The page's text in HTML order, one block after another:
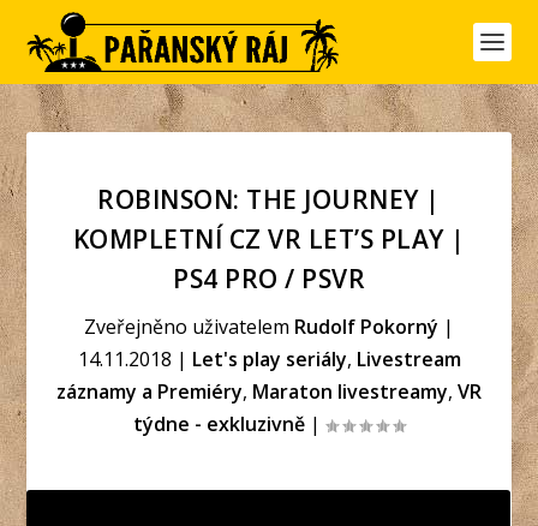
ROBINSON: THE JOURNEY |
KOMPLETNÍ CZ VR LET’S PLAY |
PS4 PRO / PSVR
Zveřejněno uživatelem Rudolf Pokorný |
14.11.2018 | Let's play seriály, Livestream
záznamy a Premiéry, Maraton livestreamy, VR
týdne - exkluzivně |